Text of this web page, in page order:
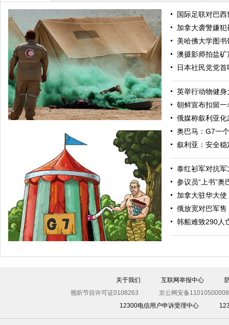
“渴望之狮”多国联合军演举行 美军秀军事力量
国际足联对巴
加拿大袭警嫌
美哈佛大学图
澳摄影师拍盐
日本社民党党
英举行动物健
朝鲜宣布扣留
俄媒称叙利亚
奥巴马：G7一
叙利亚：安全
泰红衫军对抗
参议员“上书”奥
加拿大驻华大
俄放宽对巴军
韩船难致290人
关于我们 互联网举报中心
视听节目许可证0108263
京公网安备
12300电信用户申诉受理中心